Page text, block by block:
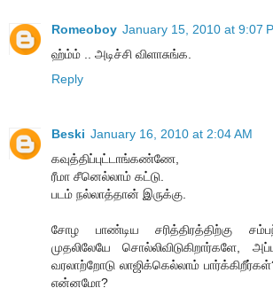
Romeoboy January 15, 2010 at 9:07
ஹ்ம்ம் .. அடிச்சி விளாசுங்க.
Reply
Beski January 16, 2010 at 2:04 AM
கவுத்திப்புட்டாங்கண்ணே,
ரீமா சீனெல்லாம் கட்டு.
படம் நல்லாத்தான் இருக்கு.
சோழ பாண்டிய சரித்திரத்திற்கு
முதலிலேயே சொல்லிவிடுகிறார்களே,
வரலாற்றோடு லாஜிக்கெல்லாம்
என்னமோ?